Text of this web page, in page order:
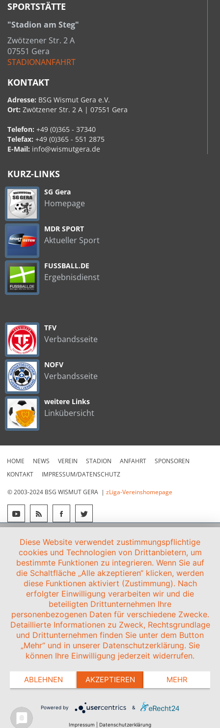
SPORTSTÄTTE
"Stadion am Steg"
Zwötzener Str. 2 A
07551 Gera
STADIONANFAHRT
KONTAKT
Adresse: BSG Wismut Gera e.V.
Ort: Zwötzener Str. 2 A | 07551 Gera
Telefon: +49 (0)365 - 37340
Telefax: +49 (0)365 - 551 2875
E-Mail: info@wismutgera.de
KURZ-LINKS
SG Gera
Homepage
MDR SPORT
Aktueller Sport
FUSSBALL.DE
Ergebnisdienst
TFV
Verbandsseite
NOFV
Verbandsseite
weitere Links
Linkübersicht
HOME NEWS VEREIN STADION ANFAHRT
SPONSOREN
KONTAKT
IMPRESSUM/DATENSCHUTZ
© 2003-2024 BSG WISMUT GERA | zLiga-Vereinshomepage
Diese Website verwendet zustimmungspflichtige
cookies und Technologien von Drittanbietern, um
bestimmte Funktionen zu integrieren. Wenn Sie auf
die Schaltfläche „Alle akzeptieren“ klicken, werden
diese Funktionen aktiviert (Zustimmung). Nach
erfolgter Einwilligung verarbeiten wir und die
beteiligten Drittunternehmen Ihre
personenbezogenen Daten für verschiedene Zwecke.
Detaillierte Informationen zu Zweck, Rechtsgrundlage
und Drittunternehmen finden Sie unter dem Button
„Mehr“ und in unserer Datenschutzerklärung. Sie
können Ihre Einwilligung jederzeit widerrufen.
ABLEHNEN AKZEPTIEREN MEHR
Powered by &
Impressum Datenschutzerklärung